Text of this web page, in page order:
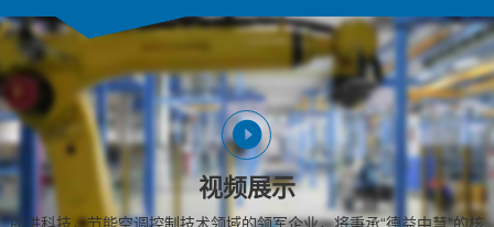
视频展示
朗进科技，节能空调控制技术领域的领军企业，将秉承“德益中慧”的核